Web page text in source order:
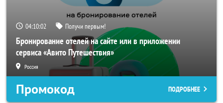
04:10:00 Получи первым!
Бронирование отелей на сайте или в приложении
сервиса «Авито Путешествия»
Россия
Промокод ПОДРОБНЕЕ